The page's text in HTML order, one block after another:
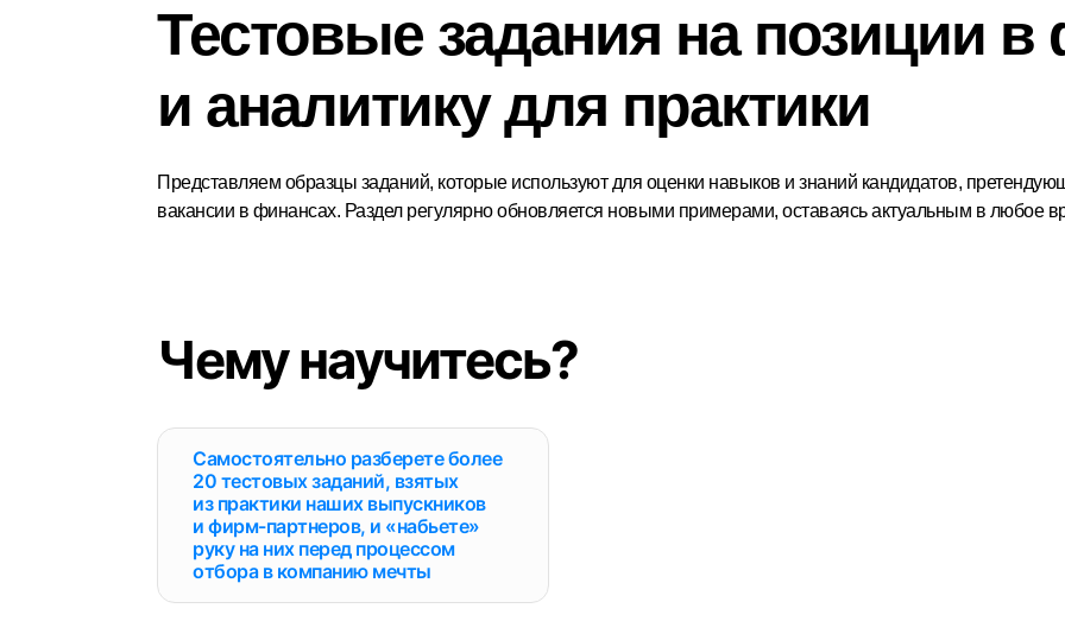
Тестовые задания на позиции
и аналитику для практики
Представляем образцы заданий, которые используют для оценки навыков и знаний кандидатов,
вакансии в финансах. Раздел регулярно обновляется новыми примерами, оставаясь актуальным в любое
Чему научитесь?
Самостоятельно разберете более
20 тестовых заданий, взятых
из практики наших выпускников
и фирм-партнеров, и «набьете»
руку на них перед процессом
отбора в компанию мечты